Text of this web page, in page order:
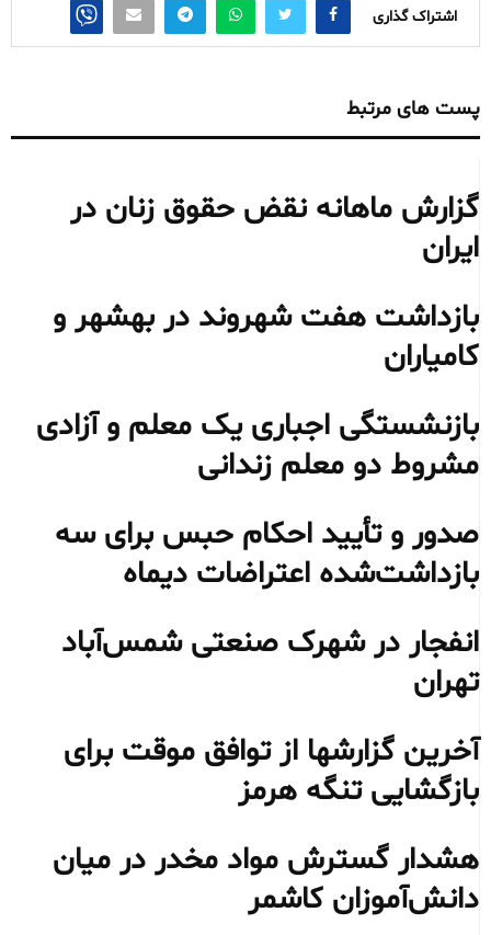
اشتراک گذاری
پست های مرتبط
گزارش ماهانه نقض حقوق زنان در
ایران
بازداشت هفت شهروند در بهشهر و
کامیاران
بازنشستگی اجباری یک معلم و آزادی
مشروط دو معلم زندانی
صدور و تأیید احکام حبس برای سه
بازداشت‌شده اعتراضات دیماه
انفجار در شهرک صنعتی شمس‌آباد
تهران
آخرین گزارشها از توافق موقت برای
بازگشایی تنگه هرمز
هشدار گسترش مواد مخدر در میان
دانش‌آموزان کاشمر